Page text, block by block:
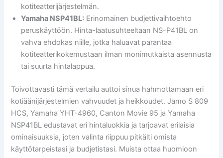
kotiteatterijärjestelmän.
Yamaha NSP41BL: Erinomainen budjettivaihtoehto
peruskäyttöön. Hinta-laatusuhteeltaan NS-P41BL on
vahva ehdokas niille, jotka haluavat parantaa
kotiteatterikokemustaan ilman monimutkaista asennusta
tai suurta hintalappua.
Toivottavasti tämä vertailu auttoi sinua hahmottamaan eri
kotiäänijärjestelmien vahvuudet ja heikkoudet. Jamo S 809
HCS, Yamaha YHT-4960, Canton Movie 95 ja Yamaha
NSP41BL edustavat eri hintaluokkia ja tarjoavat erilaisia
ominaisuuksia, joten valinta riippuu pitkälti omista
käyttötarpeistasi ja budjetistasi. Muista ottaa huomioon